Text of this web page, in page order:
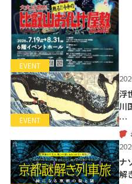
EVENT
EVENT
浮
川
…
ナ
解